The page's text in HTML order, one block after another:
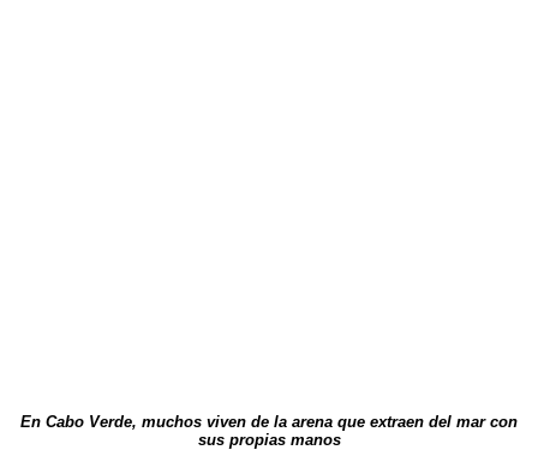
En Cabo Verde, muchos viven de la arena que extraen del mar con
sus propias manos